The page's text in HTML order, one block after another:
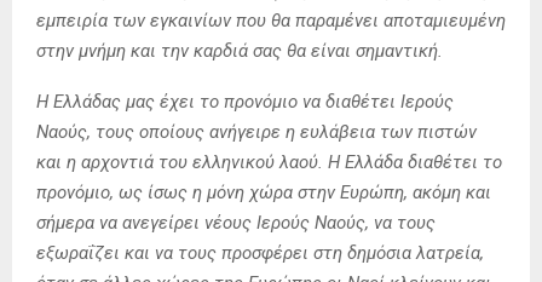
εμπειρία των εγκαινίων που θα παραμένει αποταμιευμένη
στην μνήμη και την καρδιά σας θα είναι σημαντική.
Η Ελλάδας μας έχει το προνόμιο να διαθέτει Ιερούς
Ναούς, τους οποίους ανήγειρε η ευλάβεια των πιστών
και η αρχοντιά του ελληνικού λαού. Η Ελλάδα διαθέτει το
προνόμιο, ως ίσως η μόνη χώρα στην Ευρώπη, ακόμη και
σήμερα να ανεγείρει νέους Ιερούς Ναούς, να τους
εξωραΐζει και να τους προσφέρει στη δημόσια λατρεία,